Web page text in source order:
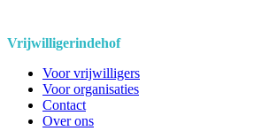
Vrijwilligerindehof
Voor vrijwilligers
Voor organisaties
Contact
Over ons